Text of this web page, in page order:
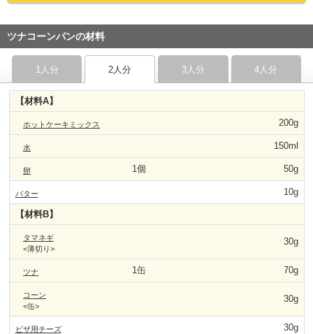
ツナコーンパンの材料
1人分 2人分 3人分 4人分
【材料A】
ホットケーキミックス 200g
水 150ml
卵 1個 50g
バター 10g
【材料B】
タマネギ
<薄切り>
30g
ツナ 1缶 70g
コーン
<缶>
30g
ピザ用チーズ 30g